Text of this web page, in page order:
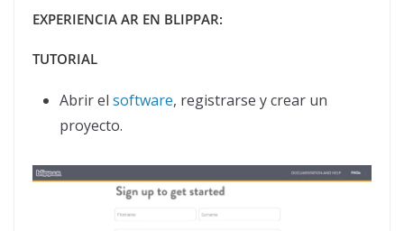
EXPERIENCIA AR EN BLIPPAR:
TUTORIAL
Abrir el software, registrarse y crear un
proyecto.